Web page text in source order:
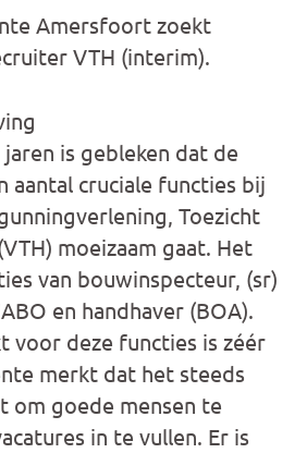
Amersfoort zoekt
VTH (interim).
is gebleken dat de
aantal cruciale functies bij
Toezicht
moeizaam gaat. Het
van bouwinspecteur, (sr)
en handhaver (BOA).
voor deze functies is zéér
merkt dat het steeds
om goede mensen te
in te vullen. Er is